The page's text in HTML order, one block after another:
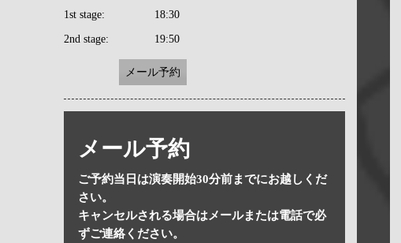
1st stage: 18:30
2nd stage: 19:50
メール予約
メール予約
ご予約当日は演奏開始30分前までにお越しくだ
さい。
キャンセルされる場合はメールまたは電話で必
ずご連絡ください。